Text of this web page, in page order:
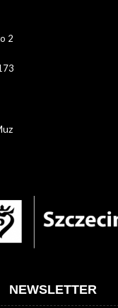
2
NEWSLETTER